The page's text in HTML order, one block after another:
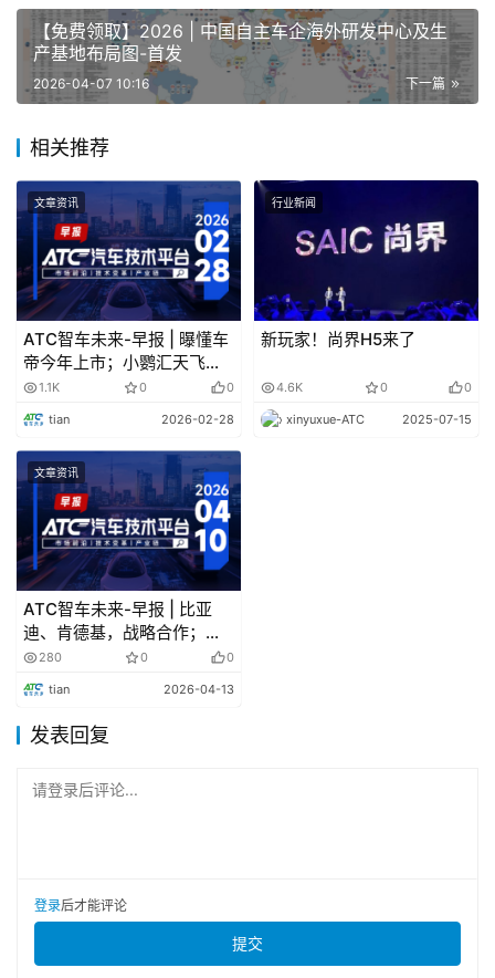
税、金融、通关、服务保障及风险防范等方面支持汽车企业
出海。
上汽集团:今年将在不同品牌逐步推出搭载半固态
电池的量产车型
上汽集团4月3日在互动平台称，今年起，公司将在不
同品牌逐步推出搭载半固态电池的量产车型，具体安排以各
品牌发布的信息为准。公司力争全年整车销量达到500万
辆，营业总收入超过7000亿元，营业成本在6300亿元左
右。
产业链
宁德时代曾毓群再捐20亿!
宁德时代董事长曾毓群又捐款了，这次还是捐给其母校
上海交通大学，总价值约20亿元人民币的500万股宁德时代
A股无限售流通股，这次捐款金额再次刷新上海交通大学的
单笔捐赠纪录。
孚能科技获西欧客车企业新一代高端电动巴士电池
案。
【免费领取】2026 | 中国自主车企海外研发中心及生
产基地布局图-首发
下一篇
2026-04-07 10:16
相关推荐
文章资讯
ATC智车未来-早报 | 曝懂车
帝今年上市；小鹦汇天飞行
器外观专利获授权，可用于
载人飞行
1.1K 0 0
tian 2026-02-28
行业新闻
新玩家！尚界H5来了
4.6K 0 0
xinyuxue-ATC 2025-07-15
文章资讯
ATC智车未来-早报 | 比亚
迪、肯德基，战略合作；宁
德时代正式接洽张雪机车
280 0 0
tian 2026-04-13
发表回复
请登录后评论...
登录后才能评论
提交